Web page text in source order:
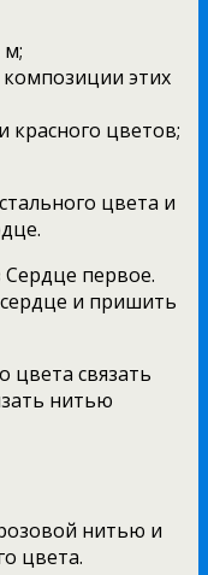
м;
композиции этих
красного цветов;
цвета и
первое.
и пришить
цвета связать
нитью
нитью и
цвета.